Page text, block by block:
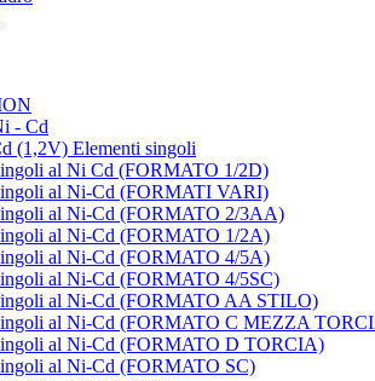
- Cd
(1,2V) Elementi singoli
al Ni Cd (FORMATO 1/2D)
al Ni-Cd (FORMATI VARI)
al Ni-Cd (FORMATO 2/3AA)
al Ni-Cd (FORMATO 1/2A)
al Ni-Cd (FORMATO 4/5A)
al Ni-Cd (FORMATO 4/5SC)
al Ni-Cd (FORMATO AA STILO)
al Ni-Cd (FORMATO C MEZZA
al Ni-Cd (FORMATO D TORCIA)
al Ni-Cd (FORMATO SC)